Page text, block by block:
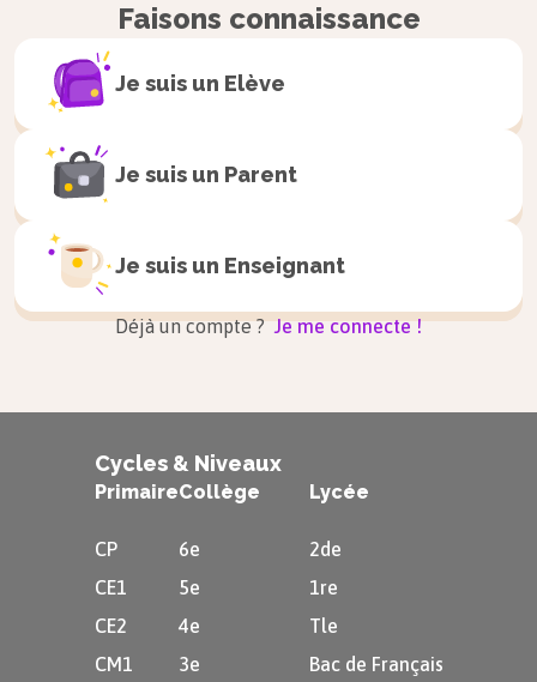
Faisons connaissance
Je suis un Elève
Je suis un Parent
Je suis un Enseignant
Déjà un compte ? Je me connecte !
Cycles & Niveaux
Primaire
CP
CE1
CE2
CM1
Collège
6e
5e
4e
3e
Lycée
2de
1re
Tle
Bac de Français